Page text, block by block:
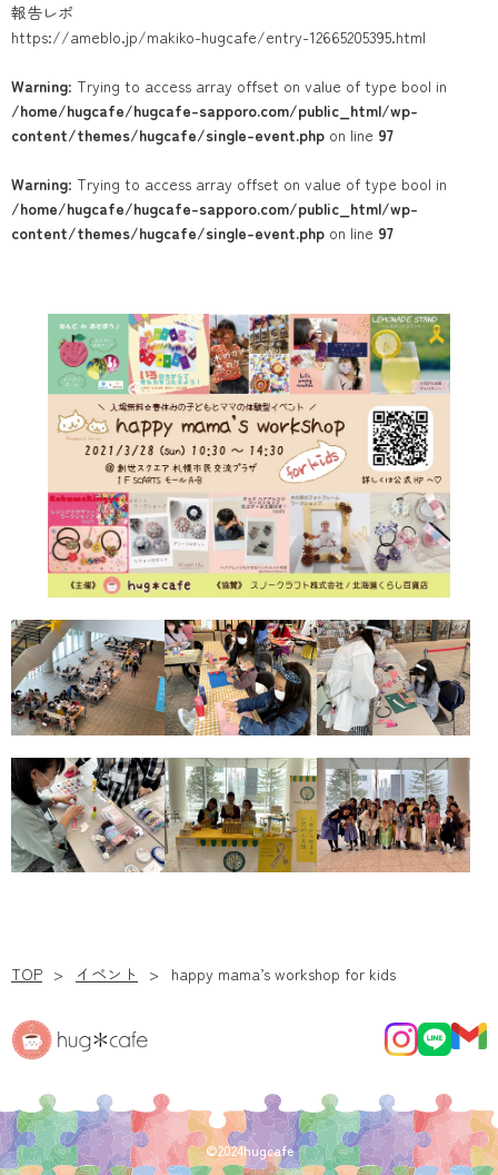
報告レポ
https://ameblo.jp/makiko-hugcafe/entry-12665205395.html
Warning: Trying to access array offset on value of type bool in
/home/hugcafe/hugcafe-sapporo.com/public_html/wp-
content/themes/hugcafe/single-event.php on line 97
Warning: Trying to access array offset on value of type bool in
/home/hugcafe/hugcafe-sapporo.com/public_html/wp-
content/themes/hugcafe/single-event.php on line 97
TOP イベント happy mama’s workshop for kids
©2024hugcafe